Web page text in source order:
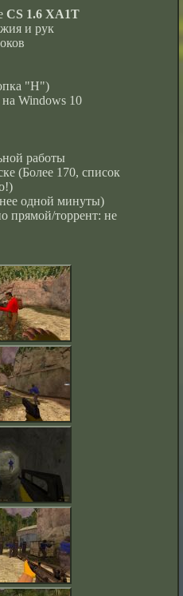
CS 1.6 XA1T
и рук
"H")
на Windows 10
работы
(Более 170, список
одной минуты)
прямой/торрент: не